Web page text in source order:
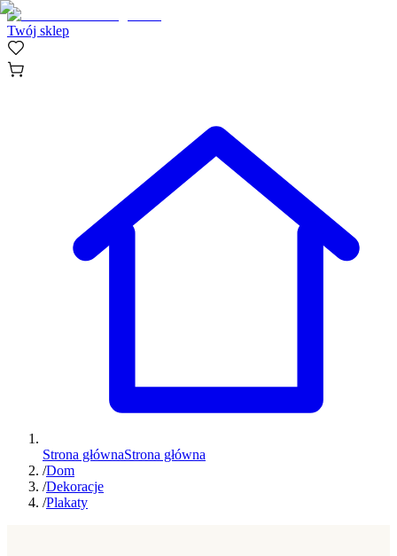
Twój sklep
Strona głównaStrona główna
/Dom
/Dekoracje
/Plakaty